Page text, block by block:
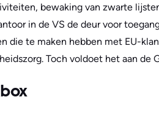
bewaking van zwarte
in de VS de deur voor
die te maken hebben met EU-
Toch voldoet het aan de